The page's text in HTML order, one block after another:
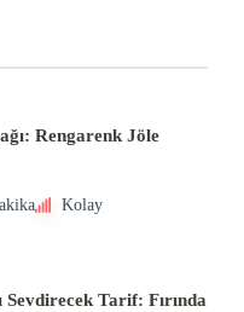
Rengarenk Jöle
Kolay
Tarif: Fırında